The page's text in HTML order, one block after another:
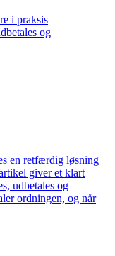
i praksis
og
en retfærdig løsning
giver et klart
udbetales og
ordningen, og når